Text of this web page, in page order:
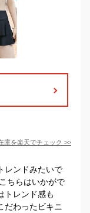
庫を楽天でチェック >>
レンドみたいで
ちらはいかがで
トレンド感も
だわったビキニ